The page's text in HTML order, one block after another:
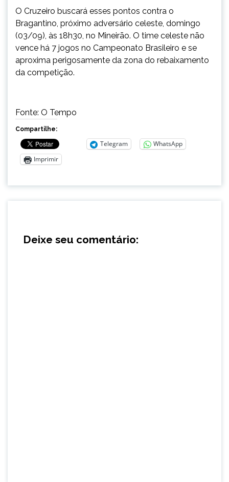
O Cruzeiro buscará esses pontos contra o
Bragantino, próximo adversário celeste, domingo
(03/09), às 18h30, no Mineirão. O time celeste não
vence há 7 jogos no Campeonato Brasileiro e se
aproxima perigosamente da zona do rebaixamento
da competição.
Fonte: O Tempo
Compartilhe:
Telegram
WhatsApp
Imprimir
Deixe seu comentário: